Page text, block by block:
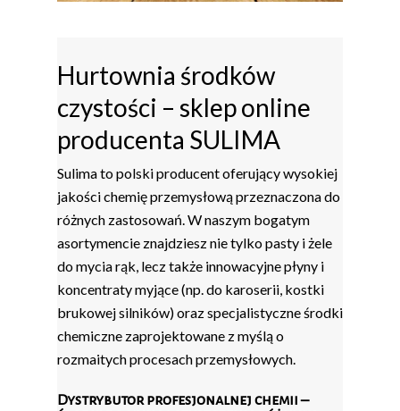
Hurtownia środków
czystości – sklep online
producenta SULIMA
Sulima to polski producent oferujący wysokiej
jakości chemię przemysłową przeznaczona do
różnych zastosowań. W naszym bogatym
asortymencie znajdziesz nie tylko pasty i żele
do mycia rąk, lecz także innowacyjne płyny i
koncentraty myjące (np. do karoserii, kostki
brukowej silników) oraz specjalistyczne środki
chemiczne zaprojektowane z myślą o
rozmaitych procesach przemysłowych.
Dystrybutor profesjonalnej chemii –